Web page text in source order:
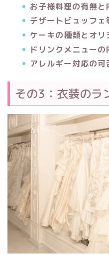
お子様料理の有無と
デザートビュッフェ
ケーキの種類とオリ
ドリンクメニューの
アレルギー対応の可
その3：衣装のラ